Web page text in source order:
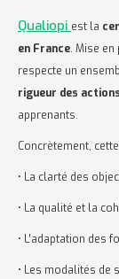
Qualiopi est la
en France. Mise en
respecte un
rigueur des
apprenants.
Concrètement,
• La clarté des
• La qualité et la
• L’adaptation des
• Les modalités de